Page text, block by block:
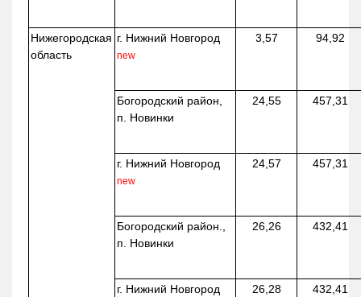
Нижегородская
область
г. Нижний Новгород
new
3,57 94,92
Богородский район,
п. Новинки
24,55 457,31
г. Нижний Новгород
new
24,57 457,31
Богородский район.,
п. Новинки
26,26 432,41
г. Нижний Новгород 26,28 432,41